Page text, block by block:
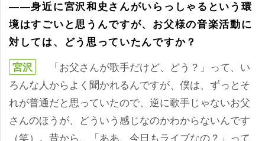
――身近に宮沢和史さんがいらっしゃるという環
境はすごいと思うんですが、お父様の音楽活動に
対しては、どう思っていたんですか？
宮沢
「お父さんが歌手だけど、どう？」って、い
ろんな人からよく聞かれるんですが、僕は、ずっとそ
れが普通だと思っていたので、逆に歌手じゃないお父
さんのほうが、どういう感じなのかわからないんです
（笑）。昔から、「ああ、今日もライブなの？」って